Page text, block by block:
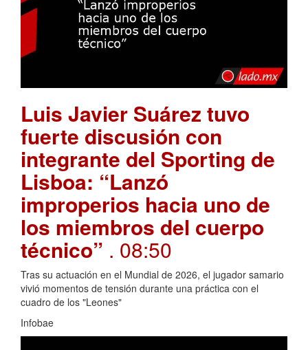
Luis Javier Suárez tuvo
fuerte discusión con
integrante del Sporting de
Lisboa: “Lanzó
improperios hacia uno de
los miembros del cuerpo
técnico” . 08:50
Tras su actuación en el Mundial de 2026, el jugador samario
vivió momentos de tensión durante una práctica con el
cuadro de los "Leones"
Infobae